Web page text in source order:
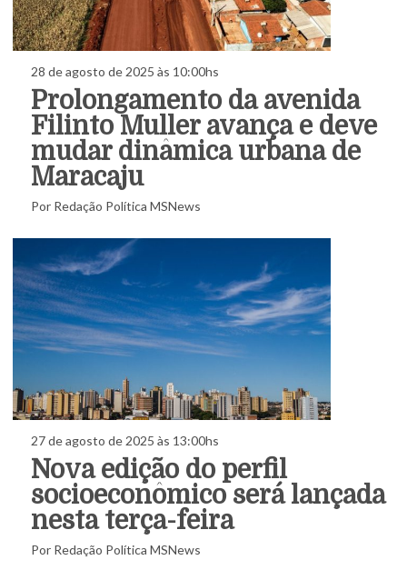
28 de agosto de 2025 às 10:00hs
Prolongamento da avenida
Filinto Muller avança e deve
mudar dinâmica urbana de
Maracaju
Por Redação Política MSNews
27 de agosto de 2025 às 13:00hs
Nova edição do perfil
socioeconômico será lançada
nesta terça-feira
Por Redação Política MSNews